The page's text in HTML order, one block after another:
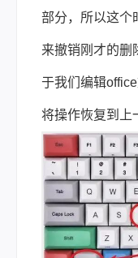
部分，所以这个
来撤销刚才的删
于我们编辑
将操作恢复到上